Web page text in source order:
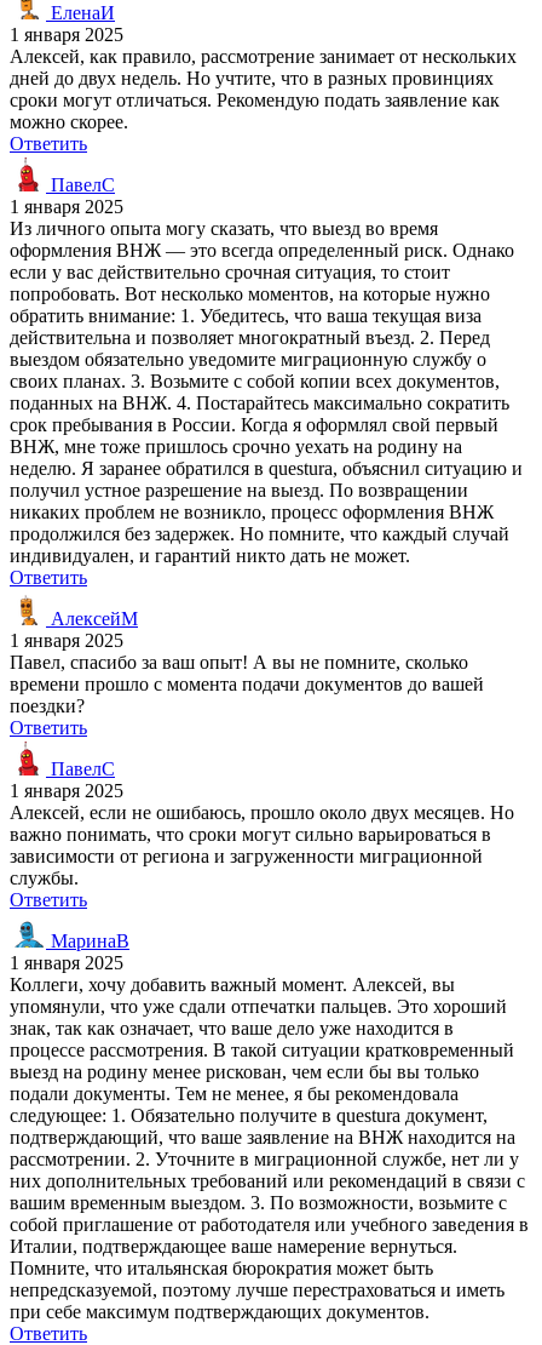
ЕленаИ
1 января 2025
Алексей, как правило, рассмотрение занимает от нескольких
дней до двух недель. Но учтите, что в разных провинциях
сроки могут отличаться. Рекомендую подать заявление как
можно скорее.
Ответить
ПавелС
1 января 2025
Из личного опыта могу сказать, что выезд во время
оформления ВНЖ — это всегда определенный риск. Однако
если у вас действительно срочная ситуация, то стоит
попробовать. Вот несколько моментов, на которые нужно
обратить внимание: 1. Убедитесь, что ваша текущая виза
действительна и позволяет многократный въезд. 2. Перед
выездом обязательно уведомите миграционную службу о
своих планах. 3. Возьмите с собой копии всех документов,
поданных на ВНЖ. 4. Постарайтесь максимально сократить
срок пребывания в России. Когда я оформлял свой первый
ВНЖ, мне тоже пришлось срочно уехать на родину на
неделю. Я заранее обратился в questura, объяснил ситуацию и
получил устное разрешение на выезд. По возвращении
никаких проблем не возникло, процесс оформления ВНЖ
продолжился без задержек. Но помните, что каждый случай
индивидуален, и гарантий никто дать не может.
Ответить
АлексейМ
1 января 2025
Павел, спасибо за ваш опыт! А вы не помните, сколько
времени прошло с момента подачи документов до вашей
поездки?
Ответить
ПавелС
1 января 2025
Алексей, если не ошибаюсь, прошло около двух месяцев. Но
важно понимать, что сроки могут сильно варьироваться в
зависимости от региона и загруженности миграционной
службы.
Ответить
МаринаВ
1 января 2025
Коллеги, хочу добавить важный момент. Алексей, вы
упомянули, что уже сдали отпечатки пальцев. Это хороший
знак, так как означает, что ваше дело уже находится в
процессе рассмотрения. В такой ситуации кратковременный
выезд на родину менее рискован, чем если бы вы только
подали документы. Тем не менее, я бы рекомендовала
следующее: 1. Обязательно получите в questura документ,
подтверждающий, что ваше заявление на ВНЖ находится на
рассмотрении. 2. Уточните в миграционной службе, нет ли у
них дополнительных требований или рекомендаций в связи с
вашим временным выездом. 3. По возможности, возьмите с
собой приглашение от работодателя или учебного заведения в
Италии, подтверждающее ваше намерение вернуться.
Помните, что итальянская бюрократия может быть
непредсказуемой, поэтому лучше перестраховаться и иметь
при себе максимум подтверждающих документов.
Ответить